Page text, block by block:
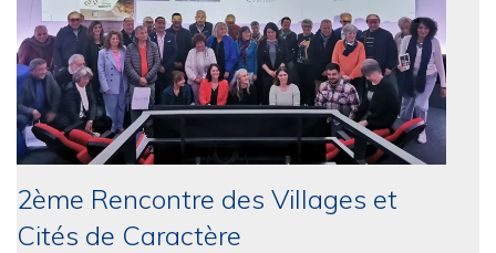
2ème Rencontre des Villages et
Cités de Caractère